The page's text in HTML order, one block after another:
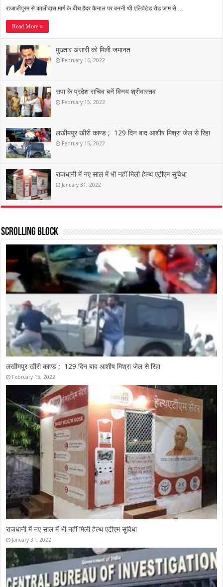
राजाजीपुरम से कालीदास मार्ग के बीच हैदर कैनाल पर बननी थी एलिवेटेड रोड जाम से …
Read More »
मुख्तार अंसारी को मिली जमानत
February 16, 2022
सपा के प्रदेश सचिव बनें विनय श्रीवास्तव
February 15, 2022
लखीमपुर खीरी काण्ड ; 129 दिन बाद आशीष मिश्रा जेल से रिहा
February 15, 2022
राजधानी में नए साल में भी नहीं मिली हेल्थ एटीएम सुविधा
January 31, 2022
Scrolling Block
24 साल बाद भी फाइलों में अटकी एलिवेटेड रोड, सेतु निगम ने भेजी रिपोर्ट
February 17, 2022
मुख्तार अंसारी को मिली जमानत
February 16, 2022